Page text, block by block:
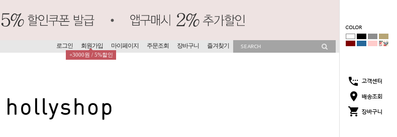
로그인 회원가입
+3000원 / 5%할인
마이페이지 주문조회 장바구니 즐겨찾기